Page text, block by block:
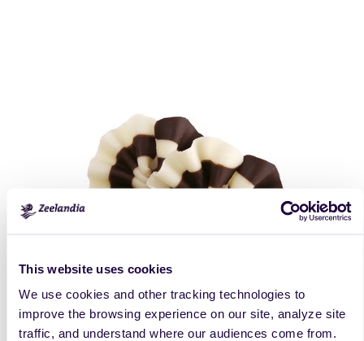
This website uses cookies
We use cookies and other tracking technologies to
improve the browsing experience on our site, analyze site
traffic, and understand where our audiences come from.